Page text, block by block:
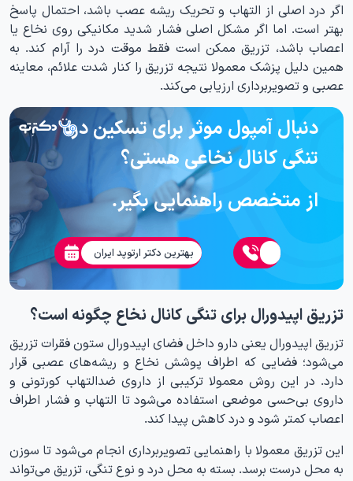
اگر درد اصلی از التهاب و تحریک ریشه عصب باشد، احتمال پاسخ
بهتر است. اما اگر مشکل اصلی فشار شدید مکانیکی روی نخاع یا
اعصاب باشد، تزریق ممکن است فقط موقت درد را آرام کند. به
همین دلیل پزشک معمولا نتیجه تزریق را کنار شدت علائم، معاینه
عصبی و تصویربرداری ارزیابی می‌کند.
دنبال آمپول موثر برای تسکین درد
تنگی کانال نخاعی هستی؟
از متخصص راهنمایی بگیر.
بهترین دکتر ارتوپد ایران
تزریق اپیدورال برای تنگی کانال نخاع چگونه است؟
تزریق اپیدورال یعنی دارو داخل فضای اپیدورال ستون فقرات تزریق
می‌شود؛ فضایی که اطراف پوشش نخاع و ریشه‌های عصبی قرار
دارد. در این روش معمولا ترکیبی از داروی ضدالتهاب کورتونی و
داروی بی‌حسی موضعی استفاده می‌شود تا التهاب و فشار اطراف
اعصاب کمتر شود و درد کاهش پیدا کند.
این تزریق معمولا با راهنمایی تصویربرداری انجام می‌شود تا سوزن
به محل درست برسد. بسته به محل درد و نوع تنگی، تزریق می‌تواند